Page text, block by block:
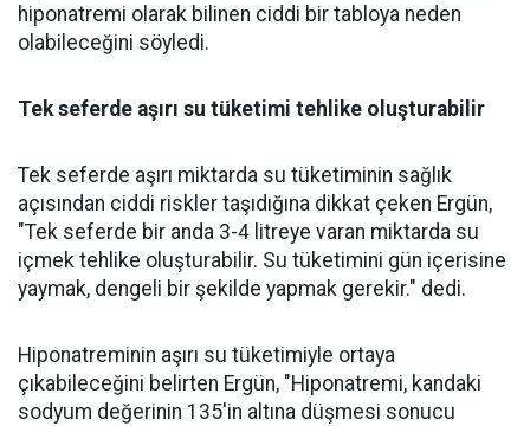
hiponatremi olarak bilinen ciddi bir tabloya neden
olabileceğini söyledi.
Tek seferde aşırı su tüketimi tehlike oluşturabilir
Tek seferde aşırı miktarda su tüketiminin sağlık
açısından ciddi riskler taşıdığına dikkat çeken Ergün,
"Tek seferde bir anda 3-4 litreye varan miktarda su
içmek tehlike oluşturabilir. Su tüketimini gün içerisine
yaymak, dengeli bir şekilde yapmak gerekir." dedi.
Hiponatreminin aşırı su tüketimiyle ortaya
çıkabileceğini belirten Ergün, "Hiponatremi, kandaki
sodyum değerinin 135'in altına düşmesi sonucu